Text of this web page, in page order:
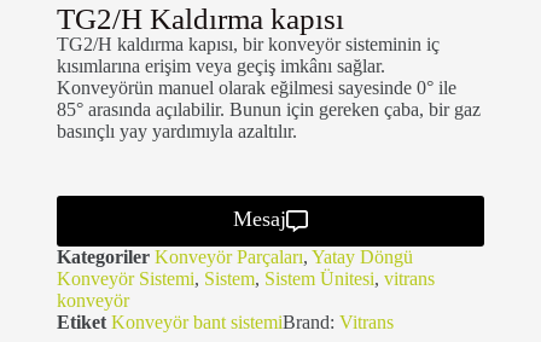
TG2/H Kaldırma kapısı
TG2/H kaldırma kapısı, bir konveyör sisteminin iç
kısımlarına erişim veya geçiş imkânı sağlar.
Konveyörün manuel olarak eğilmesi sayesinde 0° ile
85° arasında açılabilir. Bunun için gereken çaba, bir gaz
basınçlı yay yardımıyla azaltılır.
Mesaj
Kategoriler Konveyör Parçaları, Yatay Döngü
Konveyör Sistemi, Sistem, Sistem Ünitesi, vitrans
konveyör
Etiket Konveyör bant sistemiBrand: Vitrans